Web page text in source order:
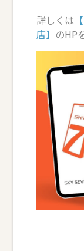
詳しくは
店】 のHP